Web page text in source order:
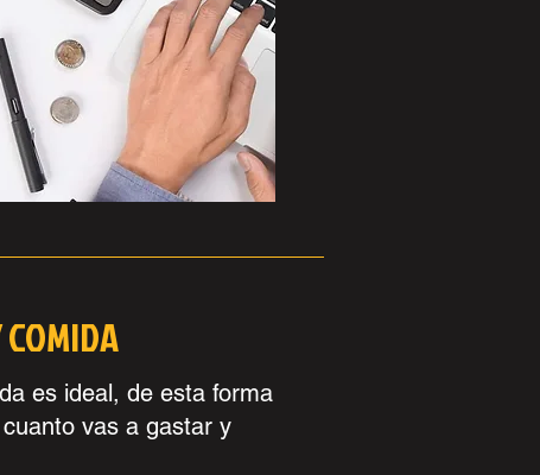
es ideal, de esta forma
vas a gastar y